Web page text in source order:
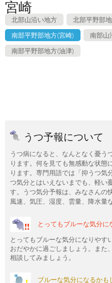
宮崎
北部山沿い地方 北部平野部
南部平野部地方(宮崎) 南部山
南部平野部地方(油津)
うつ予報について
うつ病になると、なんとなく憂う
ります。何を見ても無感動な状態
ります。専門用語では「抑うつ気
つ気分とはいえないまでも、軽い
す。うつ気分予報は、みなさんの
風速、気圧、湿度、雲量、降水量
とってもブルーな気分に
とってもブルーな気分になりやす
おだやかに過ごしましょう。また
相談してみましょう。
ブルーな気分になるかも